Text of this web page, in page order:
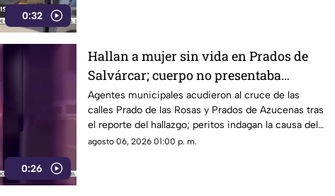
0:32
0:26
Hallan a mujer sin vida en Prados de
Salvárcar; cuerpo no presentaba
huellas de violencia
Agentes municipales acudieron al cruce de las
calles Prado de las Rosas y Prados de Azucenas tras
el reporte del hallazgo; peritos indagan la causa del
fallecimiento.
agosto 06, 2026 01:00 p. m.